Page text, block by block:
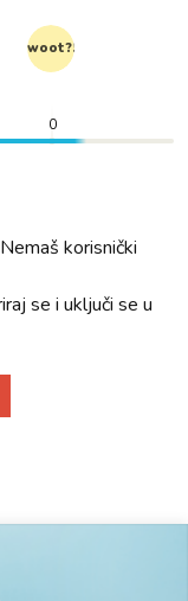
woot?!
0
korisnički
se i uključi se u